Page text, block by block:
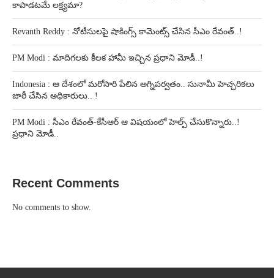
కాపాడటమే లక్ష్యమా?
Revanth Reddy : నోటీసులపై షాకింగ్స్ కామెంట్స్ చేసిన సీఎం రేవంత్..!
PM Modi : మాదిగలకు కీలక హామీ ఇచ్చిన ప్రధాని మోడీ..!
Indonesia : ఆ దేశంలో మరోసారి పేలిన అగ్నిపర్వతం.. సునామీ హెచ్చరికలు
జారీ చేసిన అధికారులు.. !
PM Modi : సీఎం రేవంత్-కేసీఆర్ ఆ విషయంలో హెల్ప్ చేసుకొన్నారు..!
ప్రధాని మోడీ..
Recent Comments
No comments to show.